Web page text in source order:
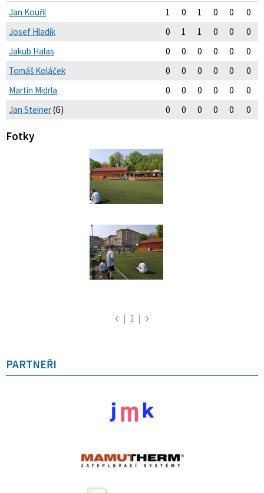
Jan Kouřil
1 0 1 0 0
0
Josef Hladík
0 1 1 0 0
0
Jakub Halas
0 0 0 0 0
0
Tomáš Koláček
0 0 0 0 0
0
Martin Midrla
0 0 0 0 0
0
Jan Steiner(G) 0 0 0 0 0 0
Fotky
| 1 |
PARTNEŘI